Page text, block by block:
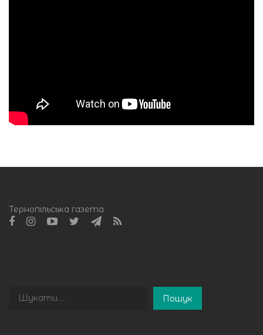
Тернопільська газета
Пошук
Пошук